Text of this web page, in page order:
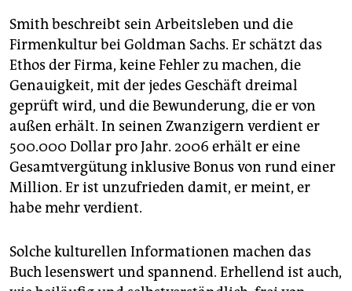
Smith beschreibt sein Arbeitsleben und die
Firmenkultur bei Goldman Sachs. Er schätzt das
Ethos der Firma, keine Fehler zu machen, die
Genauigkeit, mit der jedes Geschäft dreimal
geprüft wird, und die Bewunderung, die er von
außen erhält. In seinen Zwanzigern verdient er
500.000 Dollar pro Jahr. 2006 erhält er eine
Gesamtvergütung inklusive Bonus von rund einer
Million. Er ist unzufrieden damit, er meint, er
habe mehr verdient.
Solche kulturellen Informationen machen das
Buch lesenswert und spannend. Erhellend ist auch,